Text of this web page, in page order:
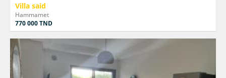
Villa said
Hammamet
770 000 TND